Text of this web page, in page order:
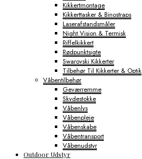
Kikkertmontage
Kikkerttasker & Binostraps
Laserafstandsmåler
Night Vision & Termisk
Riffelkikkert
Rødpunktsigte
Swarovski Kikkerter
Tilbehør Til Kikkerter & Optik
Våbentilbehør
Geværremme
Skydestokke
Våbenlys
Våbenpleje
Våbenskabe
Våbentransport
Våbenudstyr
Outdoor Udstyr